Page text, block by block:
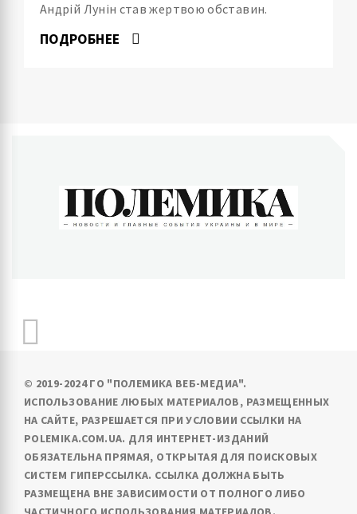
Андрій Лунін став жертвою обставин.
ПОДРОБНЕЕ
© 2019-2024 ГО "ПОЛЕМИКА ВЕБ-МЕДИА".
ИСПОЛЬЗОВАНИЕ ЛЮБЫХ МАТЕРИАЛОВ, РАЗМЕЩЕННЫХ
НА САЙТЕ, РАЗРЕШАЕТСЯ ПРИ УСЛОВИИ ССЫЛКИ НА
POLEMIKA.COM.UA. ДЛЯ ИНТЕРНЕТ-ИЗДАНИЙ
ОБЯЗАТЕЛЬНА ПРЯМАЯ, ОТКРЫТАЯ ДЛЯ ПОИСКОВЫХ
СИСТЕМ ГИПЕРССЫЛКА. ССЫЛКА ДОЛЖНА БЫТЬ
РАЗМЕЩЕНА ВНЕ ЗАВИСИМОСТИ ОТ ПОЛНОГО ЛИБО